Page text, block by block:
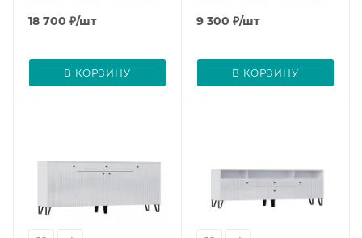
18 700 ₽/шт
В КОРЗИНУ
9 300 ₽/шт
В КОРЗИНУ